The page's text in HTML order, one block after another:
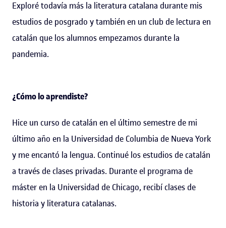
Exploré todavía más la literatura catalana durante mis
estudios de posgrado y también en un club de lectura en
catalán que los alumnos empezamos durante la
pandemia.
¿Cómo lo aprendiste?
Hice un curso de catalán en el último semestre de mi
último año en la Universidad de Columbia de Nueva York
y me encantó la lengua. Continué los estudios de catalán
a través de clases privadas. Durante el programa de
máster en la Universidad de Chicago, recibí clases de
historia y literatura catalanas.